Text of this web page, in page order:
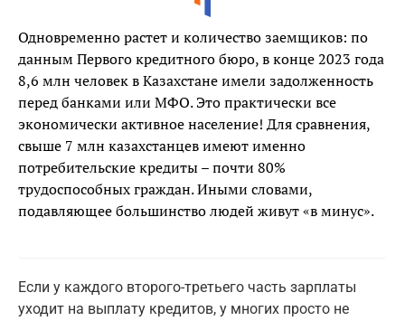
Одновременно растет и количество заемщиков: по
данным Первого кредитного бюро, в конце 2023 года
8,6 млн человек в Казахстане имели задолженность
перед банками или МФО. Это практически все
экономически активное население! Для сравнения,
свыше 7 млн казахстанцев имеют именно
потребительские кредиты – почти 80%
трудоспособных граждан. Иными словами,
подавляющее большинство людей живут «в минус».
Если у каждого второго-третьего часть зарплаты
уходит на выплату кредитов, у многих просто не